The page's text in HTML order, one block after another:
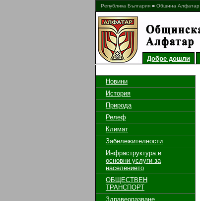
Република България ■ Община Алфатар
Добре дошли
Новини
История
Природа
Релеф
Климат
Забележителности
Инфраструктура и
основни услуги за
населението
ОБЩЕСТВЕН
ТРАНСПОРТ
Здравеопазване